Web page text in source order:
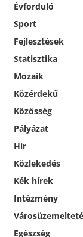
Évforduló
Sport
Fejlesztések
Statisztika
Mozaik
Közérdekű
Közösség
Pályázat
Hír
Közlekedés
Kék hírek
Intézmény
Egészség